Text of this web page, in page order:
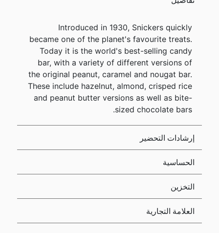
Introduced in 1930, Snickers quickly
became one of the planet's favourite treats.
Today it is the world's best-selling candy
bar, with a variety of different versions of
the original peanut, caramel and nougat bar.
These include hazelnut, almond, crisped rice
and peanut butter versions as well as bite-
sized chocolate bars.
إرشادات التحضير
الحساسية
التخزين
العلامة التجارية